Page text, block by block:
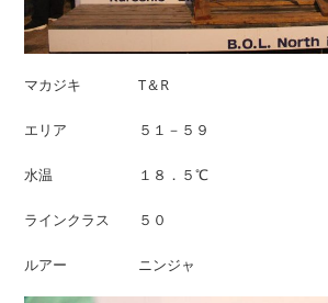
マカジキ T＆R
エリア ５１－５９
水温 １８．５℃
ラインクラス ５０
ルアー ニンジャ